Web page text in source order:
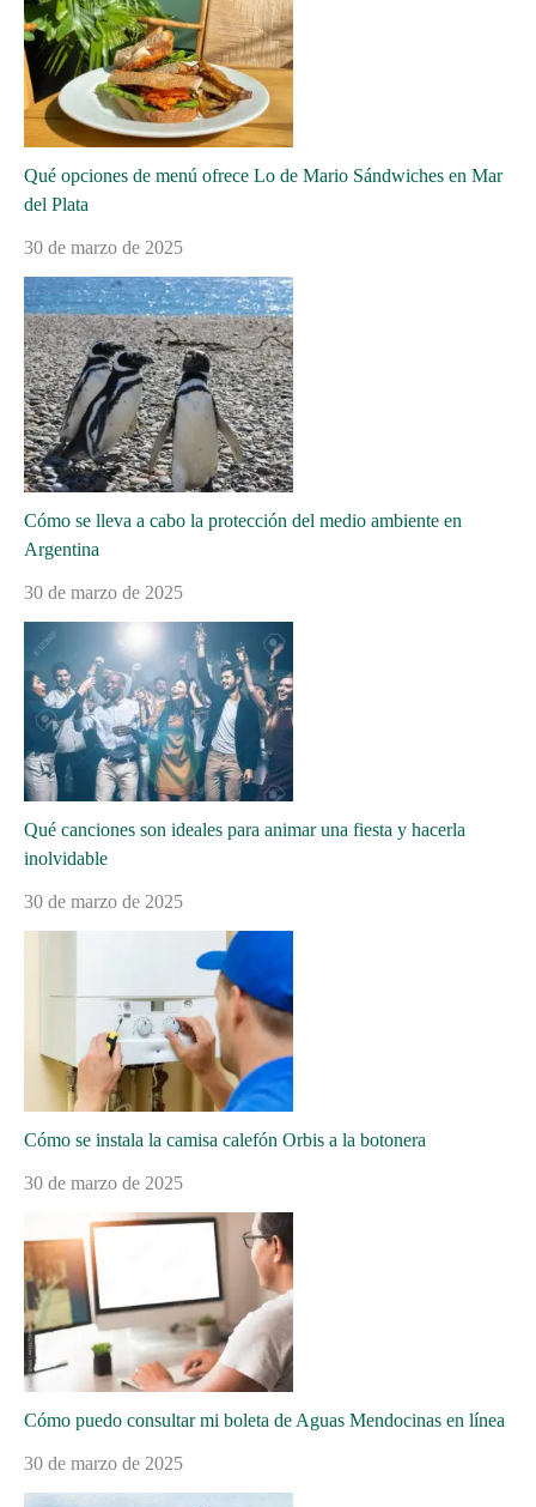
Qué opciones de menú ofrece Lo de Mario Sándwiches en Mar
del Plata
30 de marzo de 2025
Cómo se lleva a cabo la protección del medio ambiente en
Argentina
30 de marzo de 2025
Qué canciones son ideales para animar una fiesta y hacerla
inolvidable
30 de marzo de 2025
Cómo se instala la camisa calefón Orbis a la botonera
30 de marzo de 2025
Cómo puedo consultar mi boleta de Aguas Mendocinas en línea
30 de marzo de 2025